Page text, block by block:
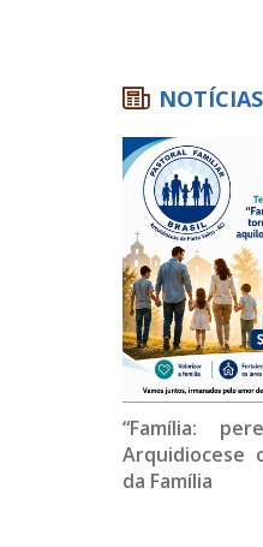
“Família:
Arquidiocese
da Família